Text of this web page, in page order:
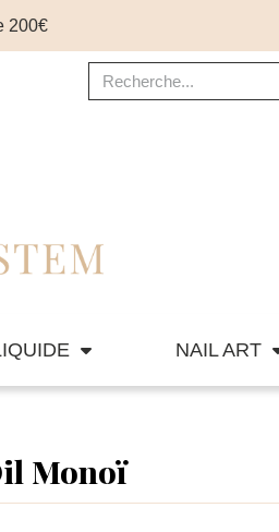
200€
NAIL ART
Monoï